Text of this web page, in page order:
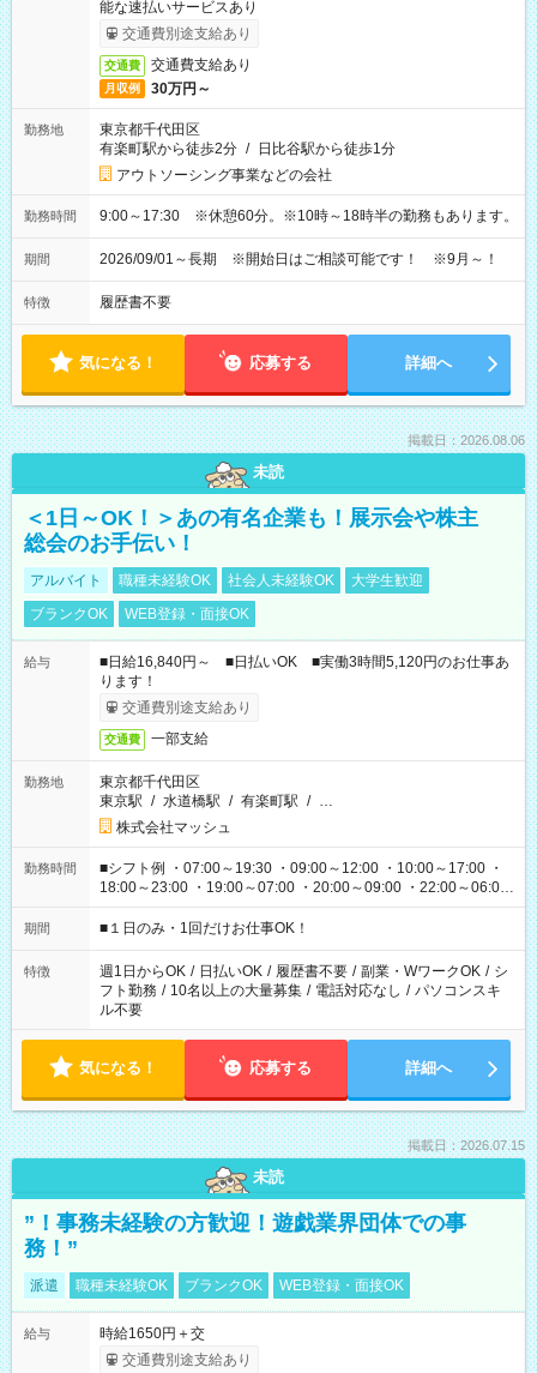
能な速払いサービスあり
交通費別途支給あり
交通費 交通費支給あり
月収例 30万円～
勤務地
東京都千代田区
有楽町駅から徒歩2分 / 日比谷駅から徒歩1分
アウトソーシング事業などの会社
勤務時間 9:00～17:30 ※休憩60分。※10時～18時半の勤務もあります。
期間 2026/09/01～長期 ※開始日はご相談可能です！ ※9月～！
特徴 履歴書不要
気になる！ 応募する 詳細へ
掲載日：2026.08.06
未読
＜1日～OK！＞あの有名企業も！展示会や株主
総会のお手伝い！
アルバイト 職種未経験OK 社会人未経験OK
大学生歓迎
ブランクOK
WEB登録・面接OK
給与
■日給16,840円～ ■日払いOK ■実働3時間5,120円のお仕事あ
ります！
交通費別途支給あり
交通費 一部支給
勤務地
東京都千代田区
東京駅 / 水道橋駅 / 有楽町駅 / …
株式会社マッシュ
勤務時間
■シフト例 ・07:00～19:30 ・09:00～12:00 ・10:00～17:00 ・
18:00～23:00 ・19:00～07:00 ・20:00～09:00 ・22:00～06:00
etc ★最短で3時間で5,120円のお仕事から 15時間で2万円近く稼
げるお仕事も！ ご希望のお時間に合わせてご紹介！ ※シフトは
ください！
期間 ■１日のみ・1回だけお仕事OK！
特徴 週1日からOK / 日払いOK / 履歴書不要 / 副業・WワークOK / シ
フト勤務 / 10名以上の大量募集 / 電話対応なし / パソコンスキ
ル不要
気になる！ 応募する 詳細へ
掲載日：2026.07.15
未読
”！事務未経験の方歓迎！遊戯業界団体での事
務！”
派遣 職種未経験OK ブランクOK WEB登録・面接OK
給与
時給1650円＋交
交通費別途支給あり